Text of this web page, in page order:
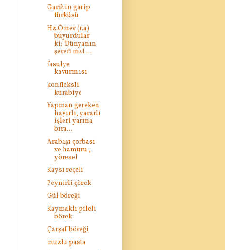
Garibin garip
türküsü
Hz.Ömer (r.a)
buyurdular
ki:''Dünyanın
şerefi mal ...
fasulye
kavurması
konfleksli
kurabiye
Yapman gereken
hayırlı, yararlı
işleri yarına
bıra...
Arabaşı çorbası
ve hamuru ,
yöresel
Kaysı reçeli
Peynirli çörek
Gül böreği
Kaymaklı pileli
börek
Çarşaf böreği
muzlu pasta